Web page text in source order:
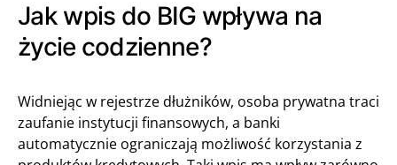
Jak wpis do BIG wpływa na
życie codzienne?
Widniejąc w rejestrze dłużników, osoba prywatna traci
zaufanie instytucji finansowych, a banki
automatycznie ograniczają możliwość korzystania z